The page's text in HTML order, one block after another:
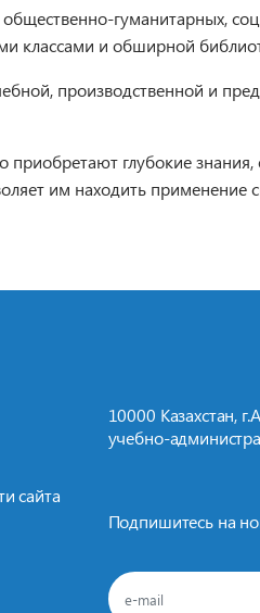
общественно-гуманитарных,
классами и обширной
производственной и
приобретают глубокие
им находить применение
сайта
10000 Казахстан,
учебно-
Подпишитесь на